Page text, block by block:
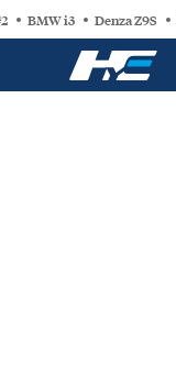
BMW i3 Denza Z9S